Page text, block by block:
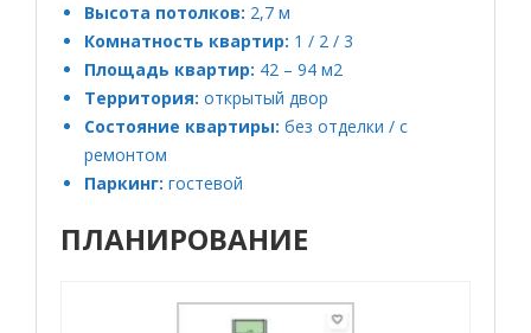
Высота потолков: 2,7 м
Комнатность квартир: 1 / 2 / 3
Площадь квартир: 42 – 94 м2
Территория: открытый двор
Состояние квартиры: без отделки / с
ремонтом
Паркинг: гостевой
ПЛАНИРОВАНИЕ